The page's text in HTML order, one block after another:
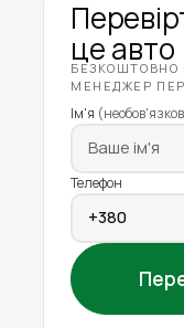
це авто
БЕЗКОШТОВНО
МЕНЕДЖЕР
Ім'я
Телефон